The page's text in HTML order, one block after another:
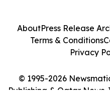
© 1995-2026
Publishing & Qatar News
AboutPress Release
Terms & Conditions
Privacy